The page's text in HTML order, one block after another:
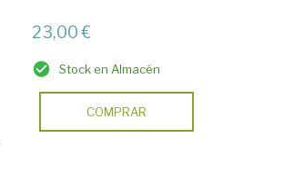
23,00 €
Stock en Almacén
COMPRAR